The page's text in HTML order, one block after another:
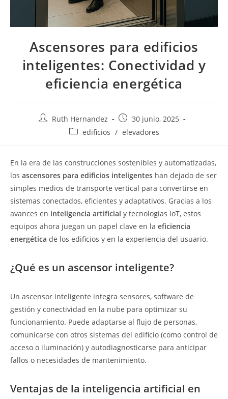
Ascensores para edificios
inteligentes: Conectividad y
eficiencia energética
Ruth Hernandez
30 junio, 2025
edificios / elevadores
En la era de las construcciones sostenibles y automatizadas,
los ascensores para edificios inteligentes han dejado de ser
simples medios de transporte vertical para convertirse en
sistemas conectados, eficientes y adaptativos. Gracias a los
avances en inteligencia artificial y tecnologías IoT, estos
equipos ahora juegan un papel clave en la eficiencia
energética de los edificios y en la experiencia del usuario.
¿Qué es un ascensor inteligente?
Un ascensor inteligente integra sensores, software de
gestión y conectividad en la nube para optimizar su
funcionamiento. Puede adaptarse al flujo de personas,
comunicarse con otros sistemas del edificio (como control de
acceso o iluminación) y autodiagnosticarse para anticipar
fallos o necesidades de mantenimiento.
Ventajas de la inteligencia artificial en